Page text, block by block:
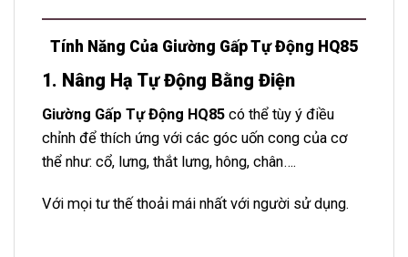
Tính Năng Của Giường Gấp Tự Động HQ85
1. Nâng Hạ Tự Động Bằng Điện
Giường Gấp Tự Động HQ85 có thể tùy ý điều
chỉnh để thích ứng với các góc uốn cong của cơ
thể như: cổ, lưng, thắt lưng, hông, chân….
Với mọi tư thế thoải mái nhất với người sử dụng.